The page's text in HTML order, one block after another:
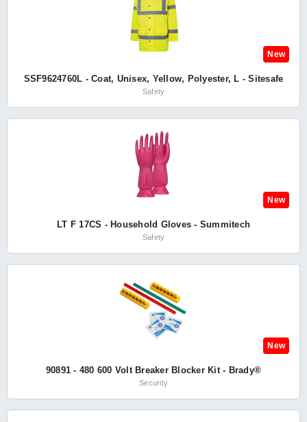
New
SSF9624760L - Coat, Unisex, Yellow, Polyester, L - Sitesafe
Safety
New
LT F 17CS - Household Gloves - Summitech
Safety
New
90891 - 480 600 Volt Breaker Blocker Kit - Brady®
Security